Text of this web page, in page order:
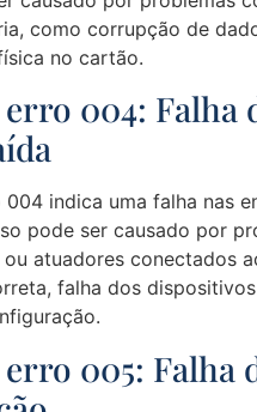
como corrupção de
no cartão.
004: Falha
indica uma falha nas
pode ser causado por
atuadores conectados
falha dos
005: Falha